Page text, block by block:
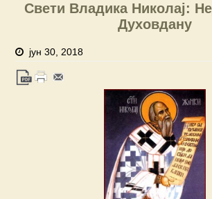
Свети Владика Николај:
Духовдану
јун 30, 2018